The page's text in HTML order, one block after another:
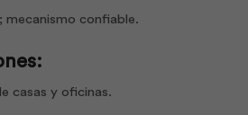
mecanismo confiable.
casas y oficinas.